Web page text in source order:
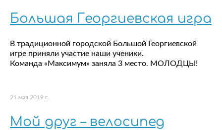
Большая Георгиевская игра
В традиционной городской Большой Георгиевской
игре приняли участие наши ученики.
Команда «Максимум» заняла 3 место. МОЛОДЦЫ!
21 мая 2019 г.
Мой друг – велосипед